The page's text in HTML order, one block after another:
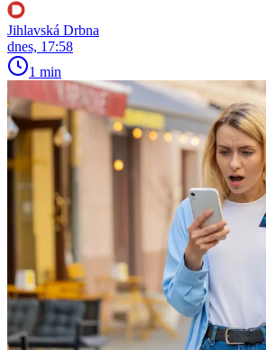
Jihlavská Drbna
dnes, 17:58
1 min